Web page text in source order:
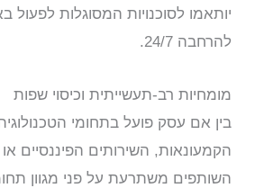
יותאמו לסוכנויות המסוגלות לפעול
להרחבה 24/7.
מומחיות רב-תעשייתית וכיסוי שפות
בין אם עסק פועל בתחומי
הקמעונאות, השירותים הפיננסיים
השותפים משתרעת על פני מגוון